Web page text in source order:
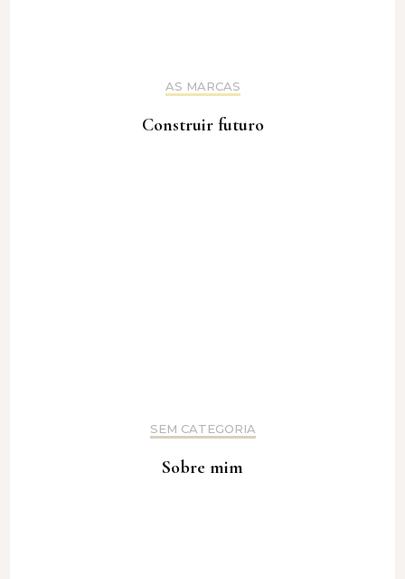
AS MARCAS
Construir futuro
SEM CATEGORIA
Sobre mim